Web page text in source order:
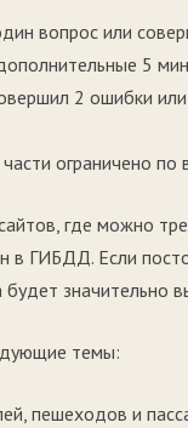
вопрос или
5
2 ошибки
ограничено по
где можно
ГИБДД. Если
будет значительно
темы:
пешеходов и